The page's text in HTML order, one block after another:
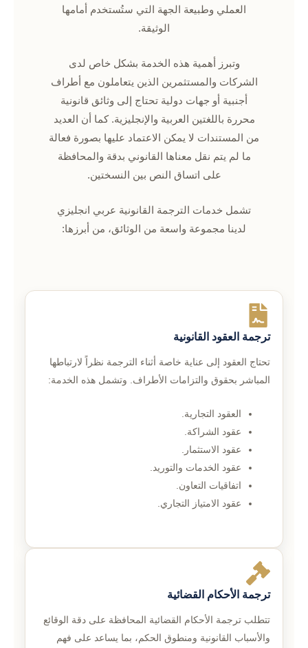
العملي وطبيعة الجهة التي ستُستخدم أمامها
الوثيقة.
وتبرز أهمية هذه الخدمة بشكل خاص لدى
الشركات والمستثمرين الذين يتعاملون مع أطراف
أجنبية أو جهات دولية تحتاج إلى وثائق قانونية
محررة باللغتين العربية والإنجليزية. كما أن العديد
من المستندات لا يمكن الاعتماد عليها بصورة فعالة
ما لم يتم نقل معناها القانوني بدقة والمحافظة
على اتساق النص بين النسختين.
تشمل خدمات الترجمة القانونية عربي انجليزي
لدينا مجموعة واسعة من الوثائق، من أبرزها:
ترجمة العقود القانونية
تحتاج العقود إلى عناية خاصة أثناء الترجمة نظراً لارتباطها
المباشر بحقوق والتزامات الأطراف. وتشمل هذه الخدمة:
العقود التجارية.
عقود الشراكة.
عقود الاستثمار.
عقود الخدمات والتوريد.
اتفاقيات التعاون.
عقود الامتياز التجاري.
ترجمة الأحكام القضائية
تتطلب ترجمة الأحكام القضائية المحافظة على دقة الوقائع
والأسباب القانونية ومنطوق الحكم، بما يساعد على فهم